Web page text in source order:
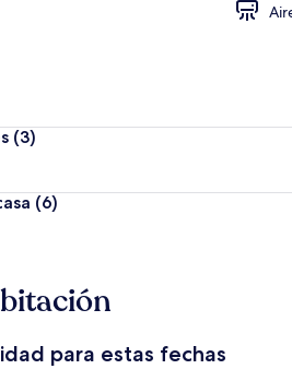
(3)
(6)
para estas fechas